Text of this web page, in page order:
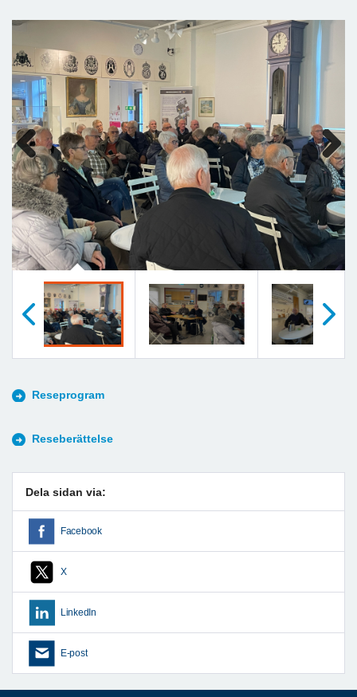
Previous Next
Reseprogram
Reseberättelse
Dela sidan via:
Facebook
X
LinkedIn
E-post